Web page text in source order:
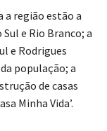
região estão a
e Rio Branco; a
e Rodrigues
população; a
de casas
Minha Vida’.